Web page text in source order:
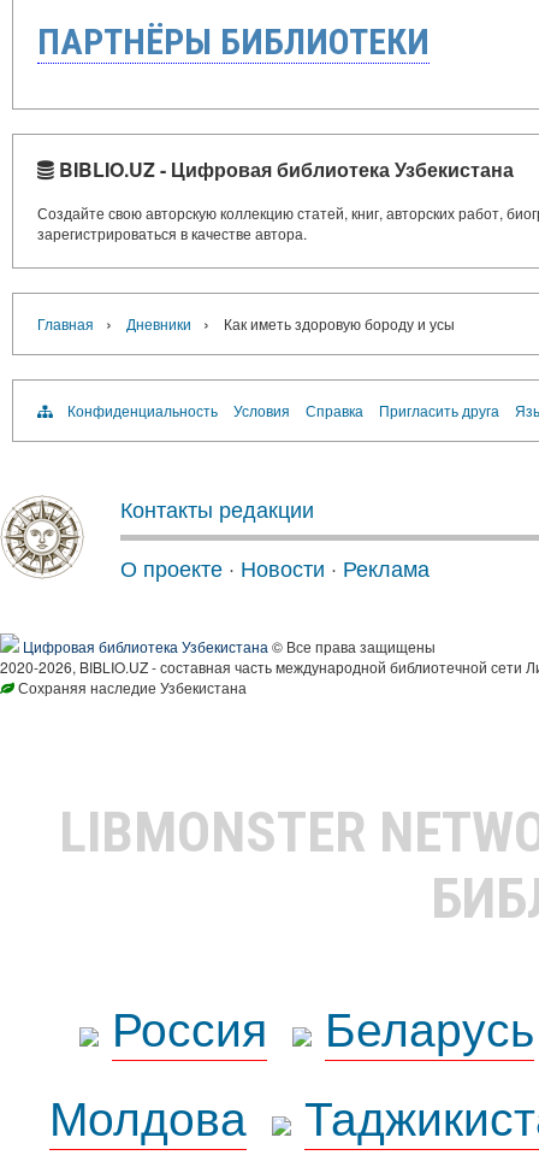
ПАРТНЁРЫ БИБЛИОТЕКИ
BIBLIO.UZ - Цифровая библиотека Узбекистана
Создайте свою авторскую коллекцию статей, книг, авторских работ,
зарегистрироваться в качестве автора.
Главная › Дневники › Как иметь здоровую бороду и усы
Конфиденциальность Условия Справка Пригласить друга
Контакты редакции
О проекте · Новости · Реклама
Цифровая библиотека Узбекистана © Все права защищены
2020-2026, BIBLIO.UZ - составная часть международной библиотечной сети
Сохраняя наследие Узбекистана
LIBMONSTER
Россия
Беларусь
Молдова